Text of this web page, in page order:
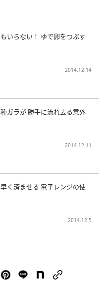
いらない！ ゆで卵をつぶす
2014.12.14
ガラが 勝手に流れ去る意外
2014.12.11
く済ませる 電子レンジの使
2014.12.5